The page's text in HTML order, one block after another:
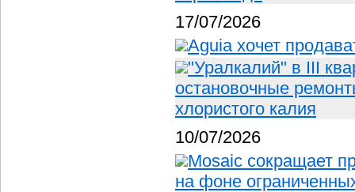
17/07/2026
Aguia хочет
"Уралкалий" в III
остановочные
хлористого калия
10/07/2026
Mosaic сокращает
на фоне